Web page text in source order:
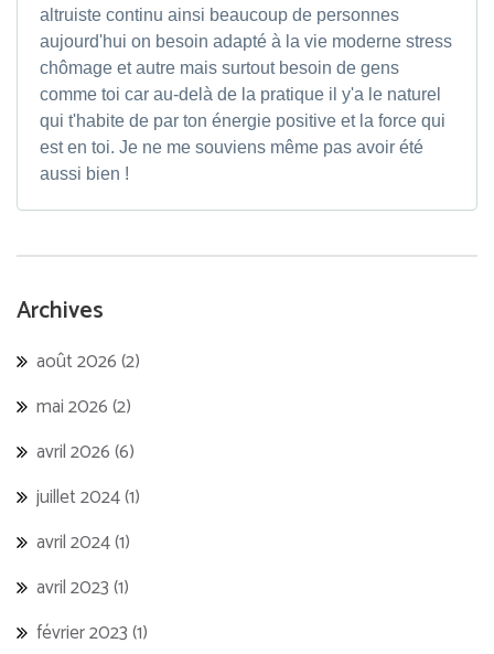
altruiste continu ainsi beaucoup de personnes
aujourd'hui on besoin adapté à la vie moderne stress
chômage et autre mais surtout besoin de gens
comme toi car au-delà de la pratique il y'a le naturel
qui t'habite de par ton énergie positive et la force qui
est en toi. Je ne me souviens même pas avoir été
aussi bien !
Archives
août 2026(2)
mai 2026(2)
avril 2026(6)
juillet 2024(1)
avril 2024(1)
avril 2023(1)
février 2023(1)